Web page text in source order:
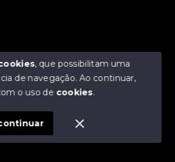
ZPA imóveis - Todos os direitos
, que possibilitam uma
de navegação.Ao continuar,
o uso de cookies.